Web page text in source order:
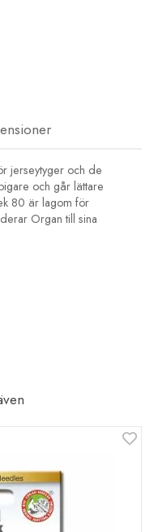
jerseytyger och de
och går lättare
80 är lagom för
Organ till sina